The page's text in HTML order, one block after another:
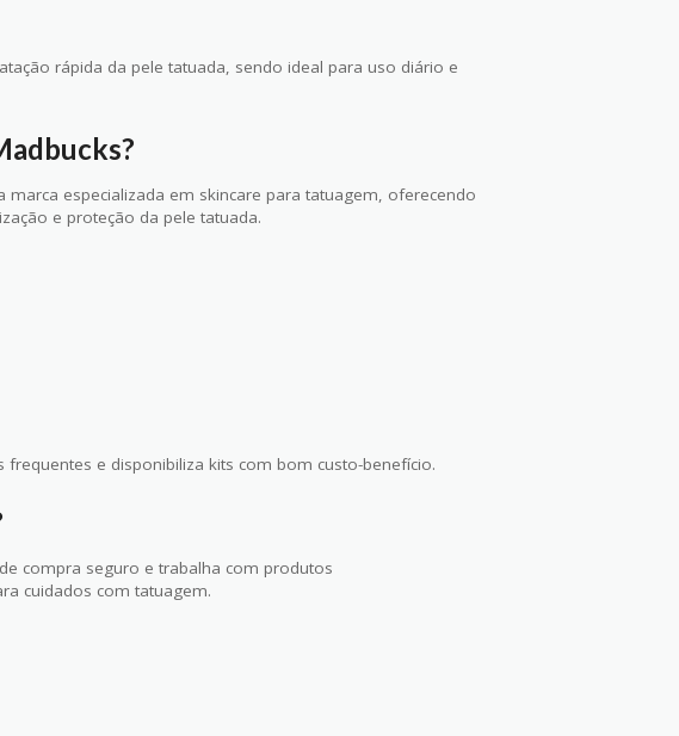
rápida da pele tatuada, sendo ideal para uso diário e
marca especializada em skincare para tatuagem, oferecendo
e proteção da pele tatuada.
e disponibiliza kits com bom custo-benefício.
compra seguro e trabalha com produtos
cuidados com tatuagem.